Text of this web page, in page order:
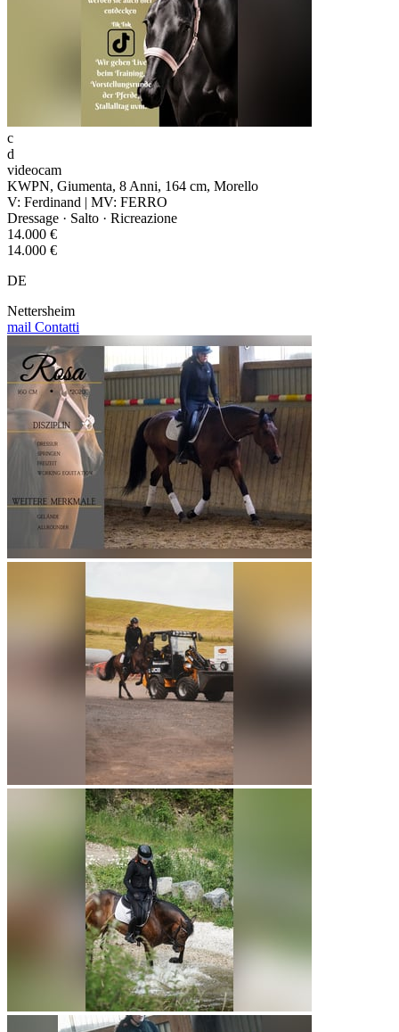
c
d
videocam
KWPN, Giumenta, 8 Anni, 164 cm, Morello
V: Ferdinand | MV: FERRO
Dressage · Salto · Ricreazione
14.000 €
14.000 €
DE
Nettersheim
mail Contatti